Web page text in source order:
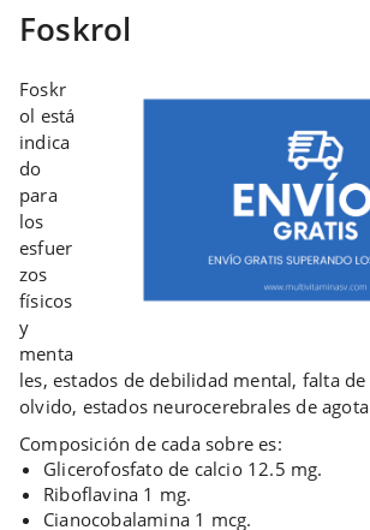
Foskrol
Foskr
ol está
indica
do
para
los
esfuer
zos
físicos
y
menta
les, estados de debilidad mental, falta
olvido, estados neurocerebrales de
Composición de cada sobre es:
Glicerofosfato de calcio 12.5 mg.
Riboflavina 1 mg.
Cianocobalamina 1 mcg.